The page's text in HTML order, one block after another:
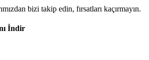
bizi takip edin, fırsatları kaçırmayın.
İndir